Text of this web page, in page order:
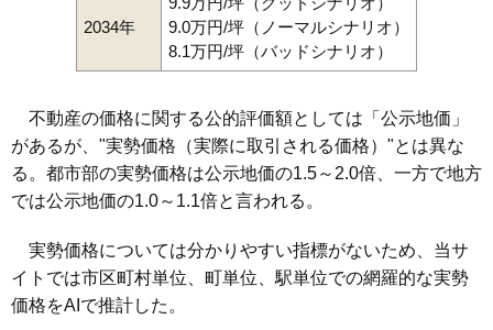
2034年
9.0万円/坪（ノーマルシナリオ）
8.1万円/坪（バッドシナリオ）
不動産の価格に関する公的評価額としては「公示地価」
があるが、"実勢価格（実際に取引される価格）"とは異な
る。都市部の実勢価格は公示地価の1.5～2.0倍、一方で地方
では公示地価の1.0～1.1倍と言われる。
実勢価格については分かりやすい指標がないため、当サ
イトでは市区町村単位、町単位、駅単位での網羅的な実勢
価格をAIで推計した。